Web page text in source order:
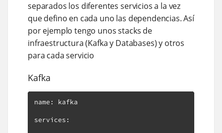
separados los diferentes servicios a la vez
que defino en cada uno las dependencias. Así
por ejemplo tengo unos stacks de
infraestructura (Kafka y Databases) y otros
para cada servicio
Kafka
name : kafka
services :